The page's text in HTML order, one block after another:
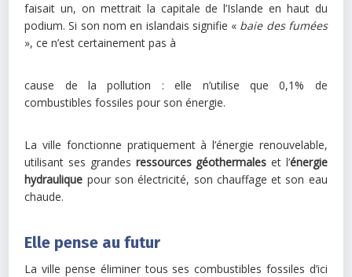
faisait un, on mettrait la capitale de l’Islande en haut du
podium. Si son nom en islandais signifie « baie des fumées
», ce n’est certainement pas à
cause de la pollution : elle n’utilise que 0,1% de
combustibles fossiles pour son énergie.
La ville fonctionne pratiquement à l’énergie renouvelable,
utilisant ses grandes ressources géothermales et l’énergie
hydraulique pour son électricité, son chauffage et son eau
chaude.
Elle pense au futur
La ville pense éliminer tous ses combustibles fossiles d’ici